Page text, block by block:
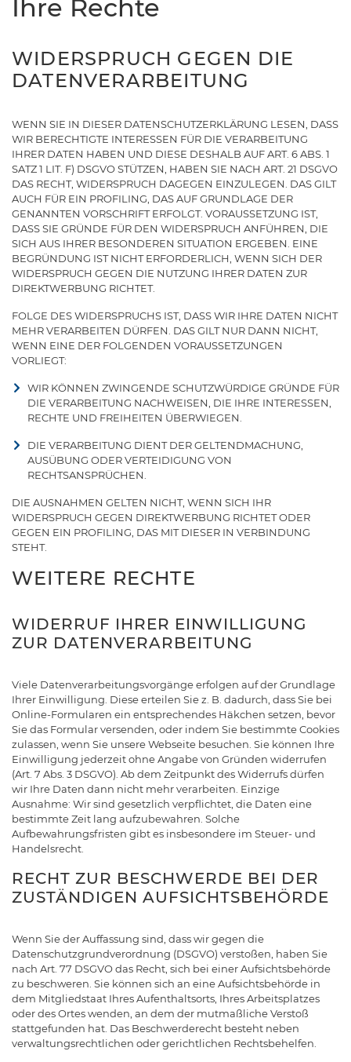
Ihre Rechte
WIDERSPRUCH GEGEN DIE
DATENVERARBEITUNG
WENN SIE IN DIESER DATENSCHUTZERKLÄRUNG LESEN, DASS
WIR BERECHTIGTE INTERESSEN FÜR DIE VERARBEITUNG
IHRER DATEN HABEN UND DIESE DESHALB AUF ART. 6 ABS. 1
SATZ 1 LIT. F) DSGVO STÜTZEN, HABEN SIE NACH ART. 21 DSGVO
DAS RECHT, WIDERSPRUCH DAGEGEN EINZULEGEN. DAS GILT
AUCH FÜR EIN PROFILING, DAS AUF GRUNDLAGE DER
GENANNTEN VORSCHRIFT ERFOLGT. VORAUSSETZUNG IST,
DASS SIE GRÜNDE FÜR DEN WIDERSPRUCH ANFÜHREN, DIE
SICH AUS IHRER BESONDEREN SITUATION ERGEBEN. EINE
BEGRÜNDUNG IST NICHT ERFORDERLICH, WENN SICH DER
WIDERSPRUCH GEGEN DIE NUTZUNG IHRER DATEN ZUR
DIREKTWERBUNG RICHTET.
FOLGE DES WIDERSPRUCHS IST, DASS WIR IHRE DATEN NICHT
MEHR VERARBEITEN DÜRFEN. DAS GILT NUR DANN NICHT,
WENN EINE DER FOLGENDEN VORAUSSETZUNGEN
VORLIEGT:
WIR KÖNNEN ZWINGENDE SCHUTZWÜRDIGE GRÜNDE FÜR
DIE VERARBEITUNG NACHWEISEN, DIE IHRE INTERESSEN,
RECHTE UND FREIHEITEN ÜBERWIEGEN.
DIE VERARBEITUNG DIENT DER GELTENDMACHUNG,
AUSÜBUNG ODER VERTEIDIGUNG VON
RECHTSANSPRÜCHEN.
DIE AUSNAHMEN GELTEN NICHT, WENN SICH IHR
WIDERSPRUCH GEGEN DIREKTWERBUNG RICHTET ODER
GEGEN EIN PROFILING, DAS MIT DIESER IN VERBINDUNG
STEHT.
WEITERE RECHTE
WIDERRUF IHRER EINWILLIGUNG
ZUR DATENVERARBEITUNG
Viele Datenverarbeitungsvorgänge erfolgen auf der Grundlage
Ihrer Einwilligung. Diese erteilen Sie z. B. dadurch, dass Sie bei
Online-Formularen ein entsprechendes Häkchen setzen, bevor
Sie das Formular versenden, oder indem Sie bestimmte Cookies
zulassen, wenn Sie unsere Webseite besuchen. Sie können Ihre
Einwilligung jederzeit ohne Angabe von Gründen widerrufen
(Art. 7 Abs. 3 DSGVO). Ab dem Zeitpunkt des Widerrufs dürfen
wir Ihre Daten dann nicht mehr verarbeiten. Einzige
Ausnahme: Wir sind gesetzlich verpflichtet, die Daten eine
bestimmte Zeit lang aufzubewahren. Solche
Aufbewahrungsfristen gibt es insbesondere im Steuer- und
Handelsrecht.
RECHT ZUR BESCHWERDE BEI DER
ZUSTÄNDIGEN AUFSICHTSBEHÖRDE
Wenn Sie der Auffassung sind, dass wir gegen die
Datenschutzgrundverordnung (DSGVO) verstoßen, haben Sie
nach Art. 77 DSGVO das Recht, sich bei einer Aufsichtsbehörde
zu beschweren. Sie können sich an eine Aufsichtsbehörde in
dem Mitgliedstaat Ihres Aufenthaltsorts, Ihres Arbeitsplatzes
oder des Ortes wenden, an dem der mutmaßliche Verstoß
stattgefunden hat. Das Beschwerderecht besteht neben
verwaltungsrechtlichen oder gerichtlichen Rechtsbehelfen.